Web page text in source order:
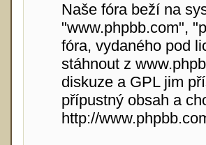
Naše fóra beží na
"www.phpbb.com",
fóra, vydaného pod
stáhnout z
diskuze a GPL jim
přípustný obsah a
http://